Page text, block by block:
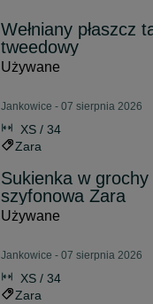
Wełniany płaszcz
tweedowy
Używane
Jankowice - 07 sierpnia 2026
XS / 34
Zara
Sukienka w
szyfonowa Zara
Używane
Jankowice - 07 sierpnia 2026
XS / 34
Zara